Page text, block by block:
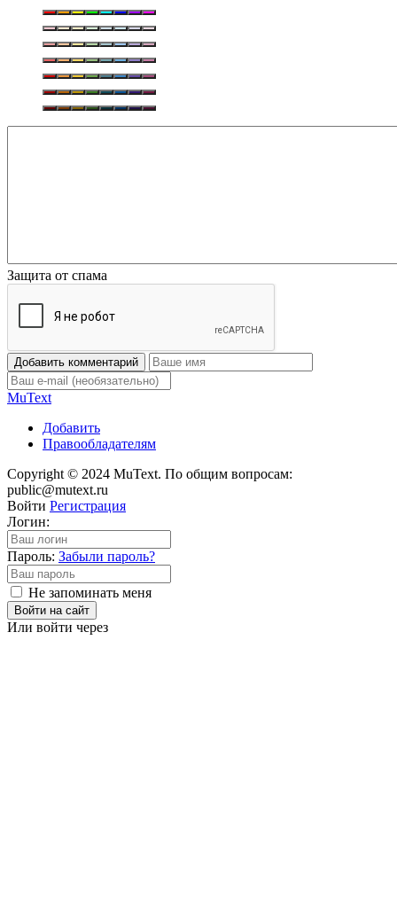
Защита от спама
Добавить комментарий
MuText
Добавить
Правообладателям
Copyright © 2024 MuText. По общим вопросам:
public@mutext.ru
Войти Регистрация
Логин:
Пароль: Забыли пароль?
Не запоминать меня
Войти на сайт
Или войти через